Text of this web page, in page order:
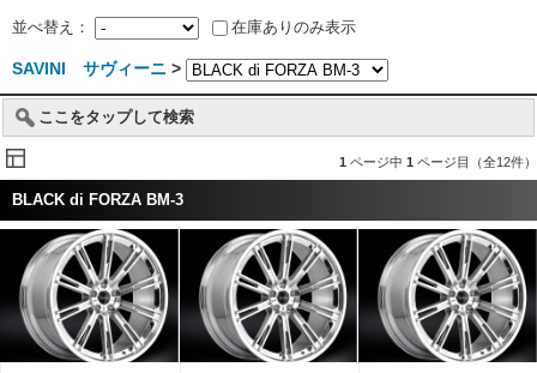
並べ替え： 在庫ありのみ表示
SAVINI サヴィーニ >
ここをタップして検索
1 ページ中 1 ページ目（全12件）
BLACK di FORZA BM-3